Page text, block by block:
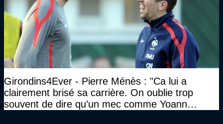
Girondins4Ever - Pierre Ménès : "Ca lui a
clairement brisé sa carrière. On oublie trop
souvent de dire qu’un mec comme Yoann